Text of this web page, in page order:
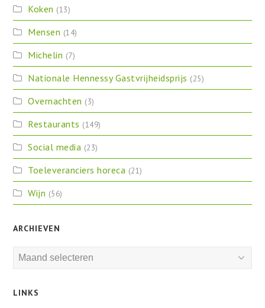
Koken (13)
Mensen (14)
Michelin (7)
Nationale Hennessy Gastvrijheidsprijs (25)
Overnachten (3)
Restaurants (149)
Social media (23)
Toeleveranciers horeca (21)
Wijn (56)
ARCHIEVEN
Archieven
LINKS